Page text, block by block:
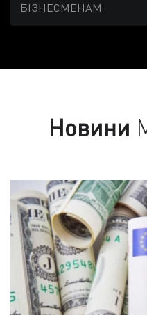
БІЗНЕСМЕНАМ
Новини